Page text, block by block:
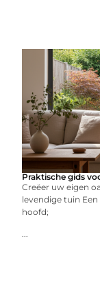
Praktische gids
Creëer uw eigen
levendige tuin
hoofd;
...